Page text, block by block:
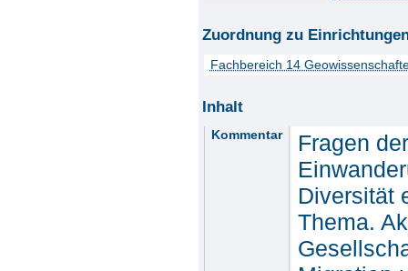
Zuordnung zu
Fachbereich 14
Inhalt
Kommentar
Fragen
Diversität
Thema.